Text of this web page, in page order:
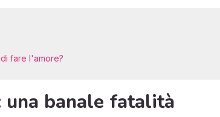
fare l'amore?
banale fatalità